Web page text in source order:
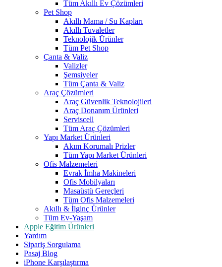
Tüm Akıllı Ev Çözümleri
Pet Shop
Akıllı Mama / Su Kapları
Akıllı Tuvaletler
Teknolojik Ürünler
Tüm Pet Shop
Çanta & Valiz
Valizler
Şemsiyeler
Tüm Çanta & Valiz
Araç Çözümleri
Araç Güvenlik Teknolojileri
Araç Donanım Ürünleri
Serviscell
Tüm Araç Çözümleri
Yapı Market Ürünleri
Akım Korumalı Prizler
Tüm Yapı Market Ürünleri
Ofis Malzemeleri
Evrak İmha Makineleri
Ofis Mobilyaları
Masaüstü Gereçleri
Tüm Ofis Malzemeleri
Akıllı & İlginç Ürünler
Tüm Ev-Yaşam
Apple Eğitim Ürünleri
Yardım
Sipariş Sorgulama
Pasaj Blog
iPhone Karşılaştırma